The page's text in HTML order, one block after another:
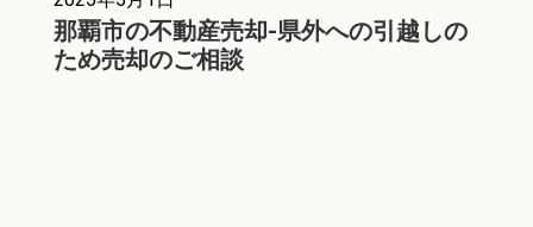
那覇市の不動産売却-県外への引越しの
ため売却のご相談